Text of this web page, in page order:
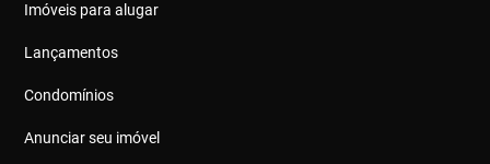
Imóveis para alugar
Lançamentos
Condomínios
Anunciar seu imóvel